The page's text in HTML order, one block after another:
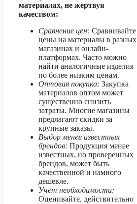
материалах, не жертвуя
качеством:
Сравнение цен: Сравнивайте
цены на материалы в разных
магазинах и онлайн-
платформах. Часто можно
найти аналогичные изделия
по более низким ценам.
Оптовая покупка: Закупка
материалов оптом может
существенно снизить
затраты. Многие магазины
предлагают скидки за
крупные заказы.
Выбор менее известных
брендов: Продукция менее
известных, но проверенных
брендов, может быть
качественной и намного
дешевле.
Учет необходимости:
Оценивайте, действительно